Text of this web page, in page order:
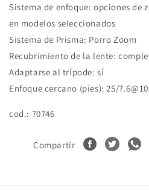
Sistema de enfoque: opciones
en modelos seleccionados
Sistema de Prisma: Porro Zoom
Recubrimiento de la lente:
Adaptarse al trípode: sí
Enfoque cercano (pies): 25/
cod.: 70746
Compartir